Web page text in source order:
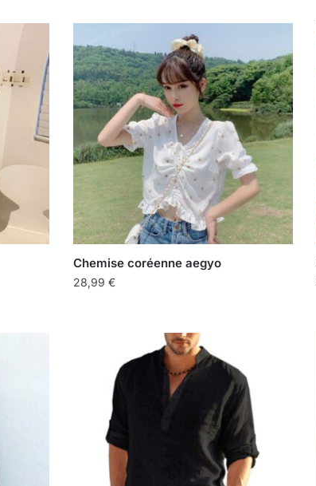
Chemise coréenne aegyo
28,99 €